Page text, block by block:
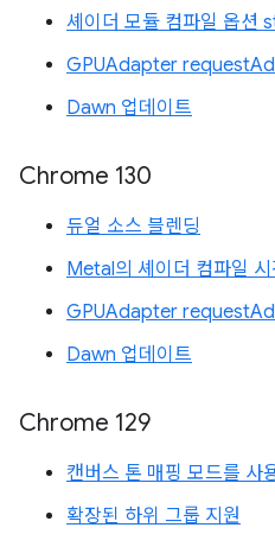
셰이더 모듈 컴파일 옵션
GPUAdapter
Dawn 업데이트
Chrome 130
듀얼 소스 블렌딩
Metal의 셰이더 컴파일 시
GPUAdapter
Dawn 업데이트
Chrome 129
캔버스 톤 매핑 모드를 사
확장된 하위 그룹 지원